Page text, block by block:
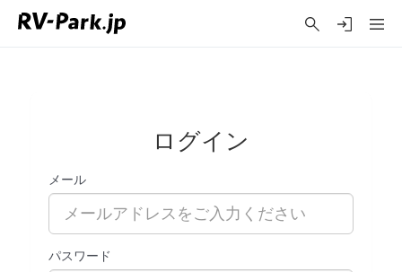
ログイン
メール
パスワード